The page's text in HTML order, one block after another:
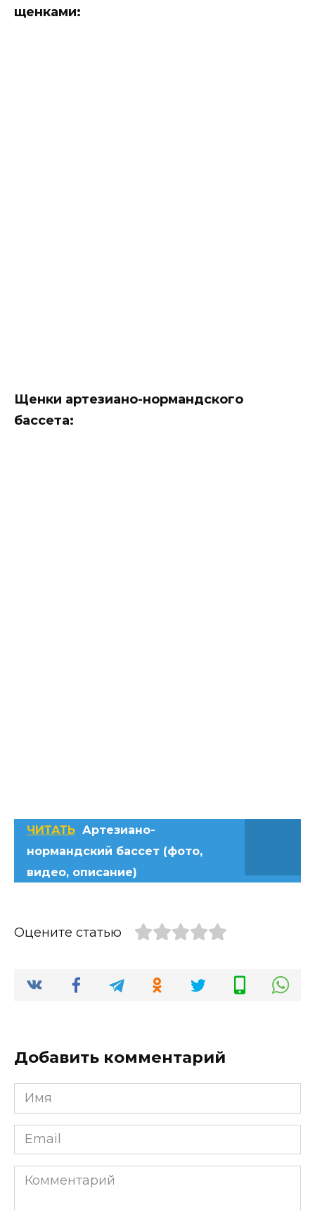
щенками:
Щенки артезиано-нормандского
бассета:
ЧИТАТЬ Артезиано-
нормандский бассет (фото,
видео, описание)
Оцените статью
Добавить комментарий
Имя
*
Email
*
Комментарий